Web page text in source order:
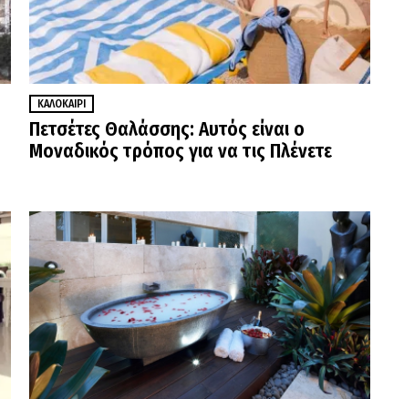
ΚΑΛΟΚΑΊΡΙ
Πετσέτες Θαλάσσης: Αυτός είναι ο
Μοναδικός τρόπος για να τις Πλένετε